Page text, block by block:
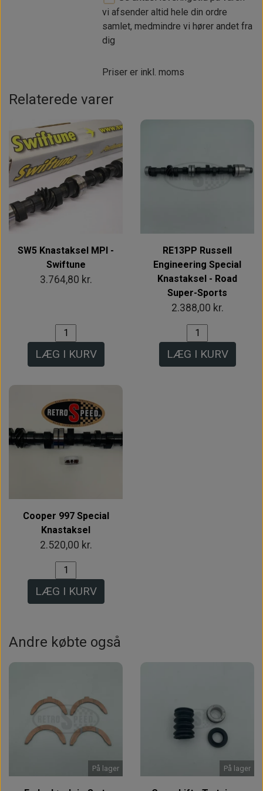
vi afsender altid hele din ordre
samlet, medmindre vi hører andet fra
dig
Priser er inkl. moms
Relaterede varer
SW5 Knastaksel MPI -
Swiftune
3.764,80 kr.
LÆG I KURV
RE13PP Russell
Engineering Special
Knastaksel - Road
Super-Sports
2.388,00 kr.
LÆG I KURV
Cooper 997 Special
Knastaksel
2.520,00 kr.
LÆG I KURV
Andre købte også
På lager På lager